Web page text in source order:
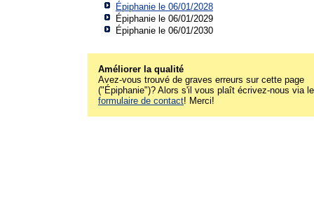
Épiphanie le 06/01/2028
Épiphanie le 06/01/2029
Épiphanie le 06/01/2030
Améliorer la qualité
Avez-vous trouvé de graves erreurs sur cette page
("Épiphanie")? Alors s'il vous plaît écrivez-nous via le
formulaire de contact! Merci!